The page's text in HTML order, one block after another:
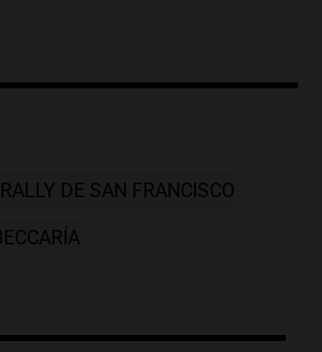
RALLY DE SAN FRANCISCO